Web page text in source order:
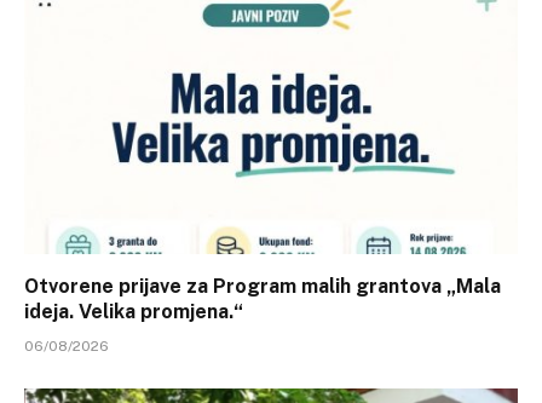
Otvorene prijave za Program malih grantova „Mala
ideja. Velika promjena.“
06/08/2026